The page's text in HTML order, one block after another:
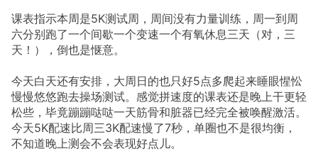
课表指示本周是5K测试周，周间没有力量训练，周一到周
六分别跑了一个间歇一个变速一个有氧休息三天（对，三
天！），倒也是惬意。
今天白天还有安排，大周日的也只好5点多爬起来睡眼惺忪
慢慢悠悠跑去操场测试。感觉拼速度的课表还是晚上干更轻
松些，毕竟蹦蹦哒哒一天筋骨和脏器已经完全被唤醒激活。
今天5K配速比周三3K配速慢了7秒，单圈也不是很均衡，
不知道晚上测会不会表现好点儿。